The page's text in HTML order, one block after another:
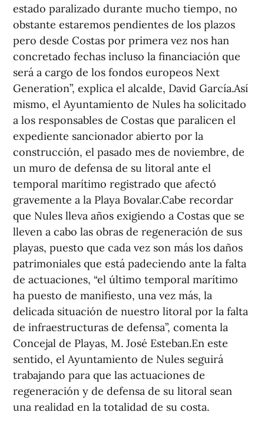
estado paralizado durante mucho tiempo, no
obstante estaremos pendientes de los plazos
pero desde Costas por primera vez nos han
concretado fechas incluso la financiación que
será a cargo de los fondos europeos Next
Generation”, explica el alcalde, David García.Así
mismo, el Ayuntamiento de Nules ha solicitado
a los responsables de Costas que paralicen el
expediente sancionador abierto por la
construcción, el pasado mes de noviembre, de
un muro de defensa de su litoral ante el
temporal marítimo registrado que afectó
gravemente a la Playa Bovalar.Cabe recordar
que Nules lleva años exigiendo a Costas que se
lleven a cabo las obras de regeneración de sus
playas, puesto que cada vez son más los daños
patrimoniales que está padeciendo ante la falta
de actuaciones, “el último temporal marítimo
ha puesto de manifiesto, una vez más, la
delicada situación de nuestro litoral por la falta
de infraestructuras de defensa”, comenta la
Concejal de Playas, M. José Esteban.En este
sentido, el Ayuntamiento de Nules seguirá
trabajando para que las actuaciones de
regeneración y de defensa de su litoral sean
una realidad en la totalidad de su costa.